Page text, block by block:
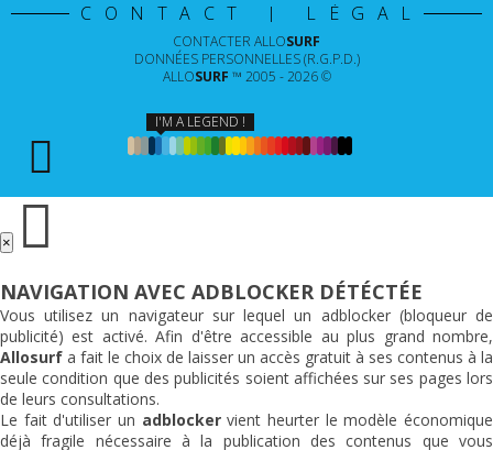
CONTACT | LÉGAL
CONTACTER ALLOSURF
DONNÉES PERSONNELLES (R.G.P.D.)
ALLOSURF ™ 2005 - 2026 ©
I'M A LEGEND !
×
NAVIGATION AVEC ADBLOCKER DÉTÉCTÉE
Vous utilisez un navigateur sur lequel un adblocker (bloqueur de
publicité) est activé. Afin d'être accessible au plus grand nombre,
Allosurf a fait le choix de laisser un accès gratuit à ses contenus à la
seule condition que des publicités soient affichées sur ses pages lors
de leurs consultations.
Le fait d'utiliser un adblockervient heurter le modèle économique
déjà fragile nécessaire à la publication des contenus que vous